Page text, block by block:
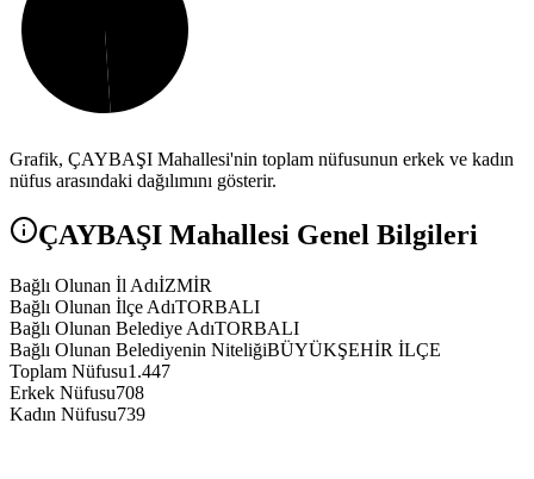
Grafik, ÇAYBAŞI Mahallesi'nin toplam nüfusunun erkek ve kadın
nüfus arasındaki dağılımını gösterir.
ÇAYBAŞI Mahallesi Genel Bilgileri
Bağlı Olunan İl AdıİZMİR
Bağlı Olunan İlçe AdıTORBALI
Bağlı Olunan Belediye AdıTORBALI
Bağlı Olunan Belediyenin NiteliğiBÜYÜKŞEHİR İLÇE
Toplam Nüfusu1.447
Erkek Nüfusu708
Kadın Nüfusu739